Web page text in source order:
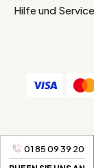
01 85 09 39 20
Hilfe und Service
AGB